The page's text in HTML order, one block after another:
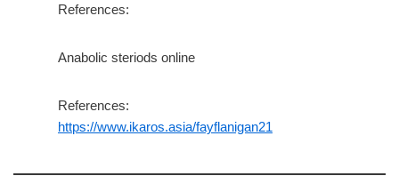
References:
Anabolic steriods online
References:
https://www.ikaros.asia/fayflanigan21